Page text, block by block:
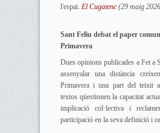
l'espai. El Cugatenc(29 maig
Sant Feliu debat el paper
Primavera
Dues opinions publicades a Fet a
assenyalar una distància
Primavera i una part del teixit
textos qüestionen la capacitat
implicació col·lectiva i
participació en la seva definició i